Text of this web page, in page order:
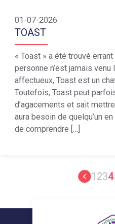
01-07-2026
TOAST
« Toast » a été trouvé
personne n’est jamais
affectueux, Toast est un
Toutefois, Toast peut
d’agacements et sait
aura besoin de quelqu’un
de comprendre […]
keyboard_arrow_left 1 234